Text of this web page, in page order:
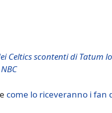
Celtics scontenti di Tatum
come lo riceveranno i fan